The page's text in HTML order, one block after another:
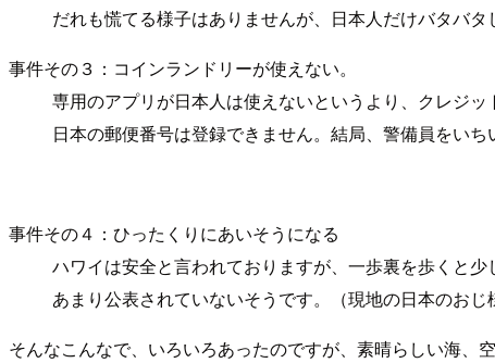
だれも慌てる様子はありませんが、日本人だけバタバタ
事件その３：コインランドリーが使えない。
専用のアプリが日本人は使えないというより、クレジ
日本の郵便番号は登録できません。結局、警備員をいち
事件その４：ひったくりにあいそうになる
ハワイは安全と言われておりますが、一歩裏を歩くと
あまり公表されていないそうです。（現地の日本のお
そんなこんなで、いろいろあったのですが、素晴らしい海